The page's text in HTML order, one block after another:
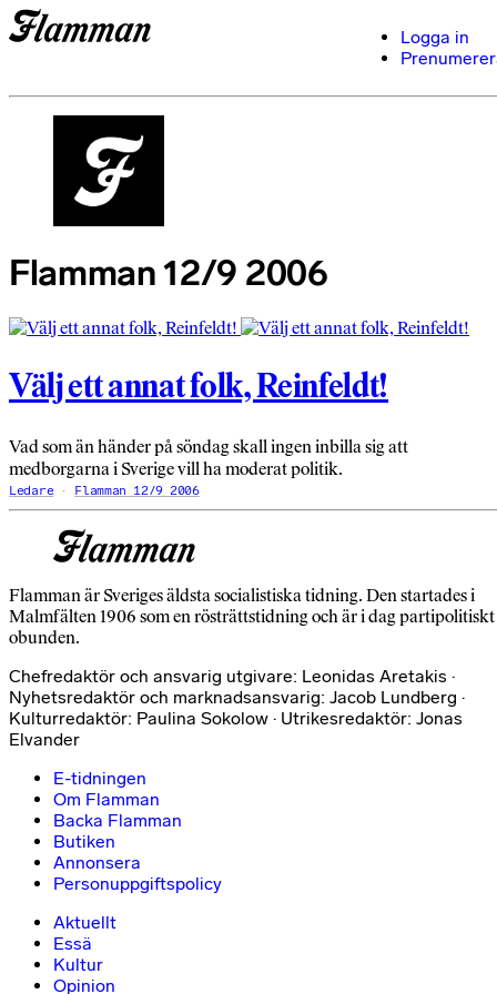
Logga in
Flamman 12/9 2006
Välj ett annat folk, Reinfeldt!
Vad som än händer på söndag skall ingen inbilla sig att
medborgarna i Sverige vill ha moderat politik.
Ledare Flamman 12/9 2006
Flamman är Sveriges äldsta socialistiska tidning. Den startades i
Malmfälten 1906 som en rösträttstidning och är i dag partipolitiskt
obunden.
Chefredaktör och ansvarig utgivare: Leonidas Aretakis ·
Nyhetsredaktör och marknadsansvarig: Jacob Lundberg ·
Kulturredaktör: Paulina Sokolow · Utrikesredaktör: Jonas
Elvander
E-tidningen
Om Flamman
Backa Flamman
Butiken
Annonsera
Personuppgiftspolicy
Aktuellt
Essä
Kultur
Opinion